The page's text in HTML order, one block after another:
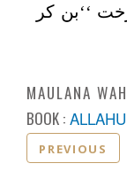
‘‘بن کر
MAULANA
BOOK :
PREVIOUS